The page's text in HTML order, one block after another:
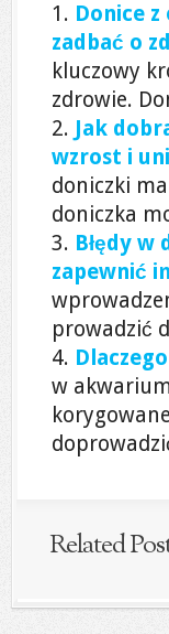
Donice
zadbać o
kluczowy
zdrowie.
Jak
wzrost i
doniczki
doniczka
Błędy
zapewnić
prowadzić
w
Related